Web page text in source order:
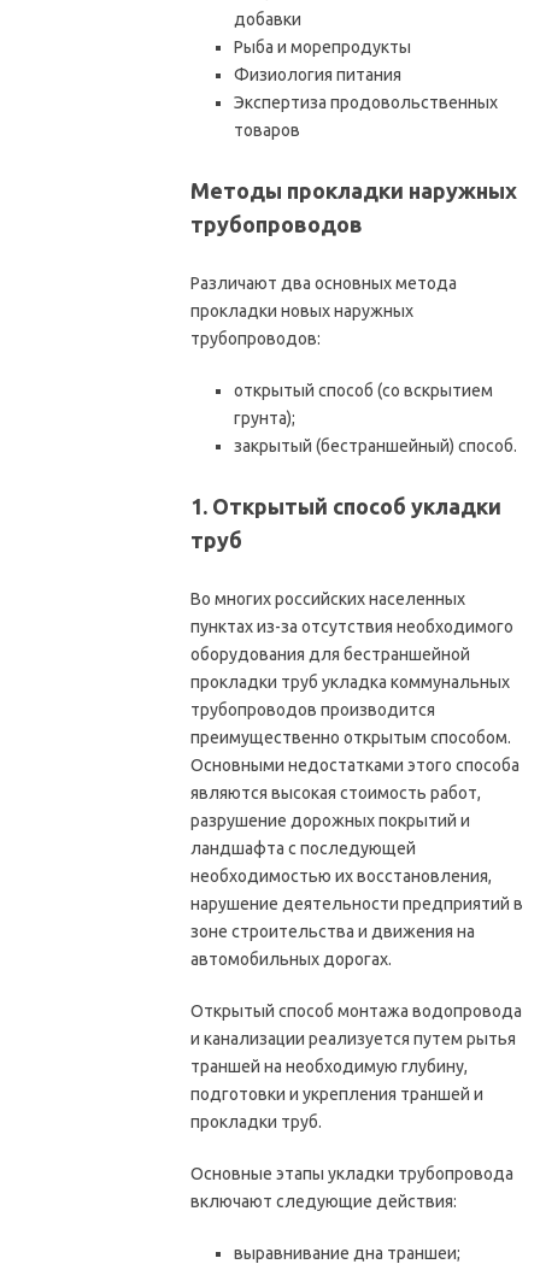
добавки
Рыба и морепродукты
Физиология питания
Экспертиза продовольственных
товаров
Методы прокладки наружных
трубопроводов
Различают два основных метода
прокладки новых наружных
трубопроводов:
открытый способ (со вскрытием
грунта);
закрытый (бестраншейный) способ.
1. Открытый способ укладки
труб
Во многих российских населенных
пунктах из-за отсутствия необходимого
оборудования для бестраншейной
прокладки труб укладка коммунальных
трубопроводов производится
преимущественно открытым способом.
Основными недостатками этого способа
являются высокая стоимость работ,
разрушение дорожных покрытий и
ландшафта с последующей
необходимостью их восстановления,
нарушение деятельности предприятий в
зоне строительства и движения на
автомобильных дорогах.
Открытый способ монтажа водопровода
и канализации реализуется путем рытья
траншей на необходимую глубину,
подготовки и укрепления траншей и
прокладки труб.
Основные этапы укладки трубопровода
включают следующие действия:
выравнивание дна траншеи;